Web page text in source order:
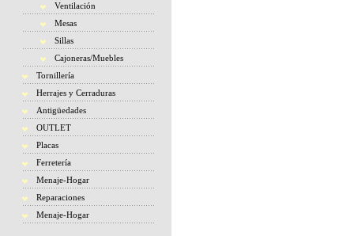
Ventilación
Mesas
Sillas
Cajoneras/Muebles
Tornillería
Herrajes y Cerraduras
Antigüedades
OUTLET
Placas
Ferretería
Menaje-Hogar
Reparaciones
Menaje-Hogar